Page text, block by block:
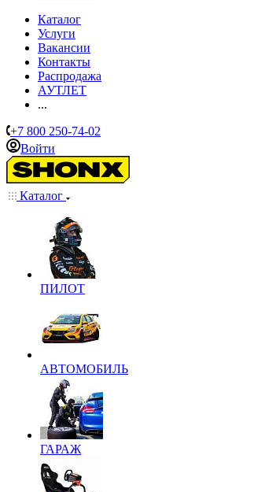
Каталог
Услуги
Вакансии
Контакты
Распродажа
АУТЛЕТ
...
+7 800 250-74-02
Войти
Каталог
ПИЛОТ
АВТОМОБИЛЬ
ГАРАЖ